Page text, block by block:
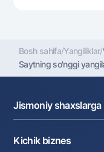
Sayt bo‘yicha
Qidirish
Foydali havolalar
Matbuot markazi
Bosh sahifa/Yangiliklar/
Saytning so'nggi
Jismoniy shaxslarga
Omonatlar
Kichik biznes